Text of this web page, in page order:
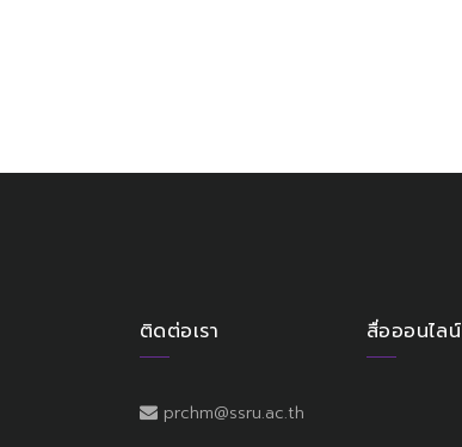
ติดต่อเรา
prchm@ssru.ac.th
สื่อออนไลน์